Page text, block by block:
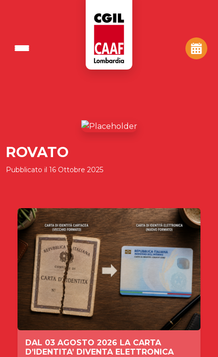
ROVATO
Pubblicato il 16 Ottobre 2025
DAL 03 AGOSTO 2026 LA CARTA
D’IDENTITA’ DIVENTA ELETTRONICA